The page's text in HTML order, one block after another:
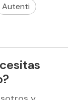
Autenti